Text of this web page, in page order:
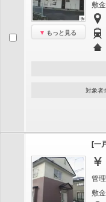
もっと見る
敷金
対象者
[一
管
敷金